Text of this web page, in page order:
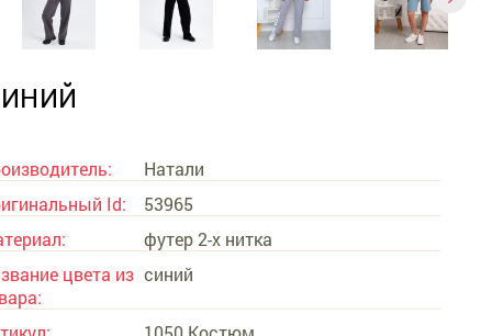
Натали
Id:
53965
футер 2-х нитка
цвета из синий